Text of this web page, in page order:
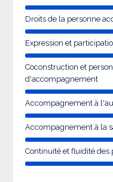
Droits de la personne
Expression et
Coconstruction et
d'accompagnement
Accompagnement à
Accompagnement à la
Continuité et fluidité des